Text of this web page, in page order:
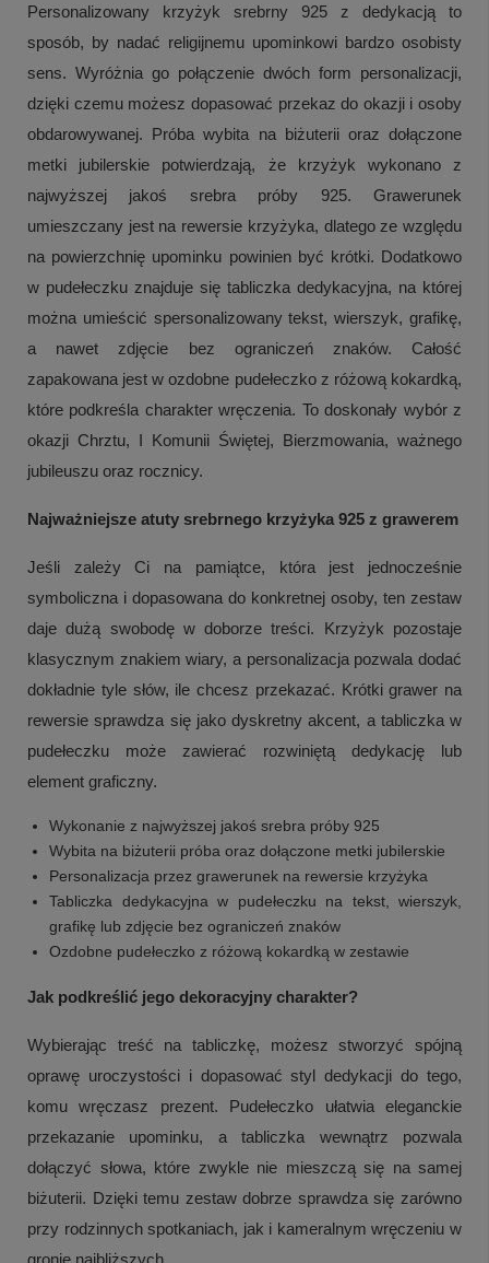
Personalizowany krzyżyk srebrny 925 z dedykacją to
sposób, by nadać religijnemu upominkowi bardzo osobisty
sens. Wyróżnia go połączenie dwóch form personalizacji,
dzięki czemu możesz dopasować przekaz do okazji i osoby
obdarowywanej. Próba wybita na biżuterii oraz dołączone
metki jubilerskie potwierdzają, że krzyżyk wykonano z
najwyższej jakoś srebra próby 925. Grawerunek
umieszczany jest na rewersie krzyżyka, dlatego ze względu
na powierzchnię upominku powinien być krótki. Dodatkowo
w pudełeczku znajduje się tabliczka dedykacyjna, na której
można umieścić spersonalizowany tekst, wierszyk, grafikę,
a nawet zdjęcie bez ograniczeń znaków. Całość
zapakowana jest w ozdobne pudełeczko z różową kokardką,
które podkreśla charakter wręczenia. To doskonały wybór z
okazji Chrztu, I Komunii Świętej, Bierzmowania, ważnego
jubileuszu oraz rocznicy.
Najważniejsze atuty srebrnego krzyżyka 925 z grawerem
Jeśli zależy Ci na pamiątce, która jest jednocześnie
symboliczna i dopasowana do konkretnej osoby, ten zestaw
daje dużą swobodę w doborze treści. Krzyżyk pozostaje
klasycznym znakiem wiary, a personalizacja pozwala dodać
dokładnie tyle słów, ile chcesz przekazać. Krótki grawer na
rewersie sprawdza się jako dyskretny akcent, a tabliczka w
pudełeczku może zawierać rozwiniętą dedykację lub
element graficzny.
Wykonanie z najwyższej jakoś srebra próby 925
Wybita na biżuterii próba oraz dołączone metki jubilerskie
Personalizacja przez grawerunek na rewersie krzyżyka
Tabliczka dedykacyjna w pudełeczku na tekst, wierszyk,
grafikę lub zdjęcie bez ograniczeń znaków
Ozdobne pudełeczko z różową kokardką w zestawie
Jak podkreślić jego dekoracyjny charakter?
Wybierając treść na tabliczkę, możesz stworzyć spójną
oprawę uroczystości i dopasować styl dedykacji do tego,
komu wręczasz prezent. Pudełeczko ułatwia eleganckie
przekazanie upominku, a tabliczka wewnątrz pozwala
dołączyć słowa, które zwykle nie mieszczą się na samej
biżuterii. Dzięki temu zestaw dobrze sprawdza się zarówno
przy rodzinnych spotkaniach, jak i kameralnym wręczeniu w
gronie najbliższych.